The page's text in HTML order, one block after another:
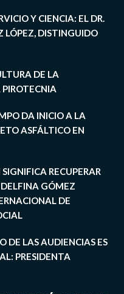
Y CIENCIA: EL DR.
LÓPEZ, DISTINGUIDO
DE LA
PIROTECNIA
DA INICIO A LA
ASFÁLTICO EN
RECUPERAR
GÓMEZ
DE
DE LAS AUDIENCIAS ES
PRESIDENTA